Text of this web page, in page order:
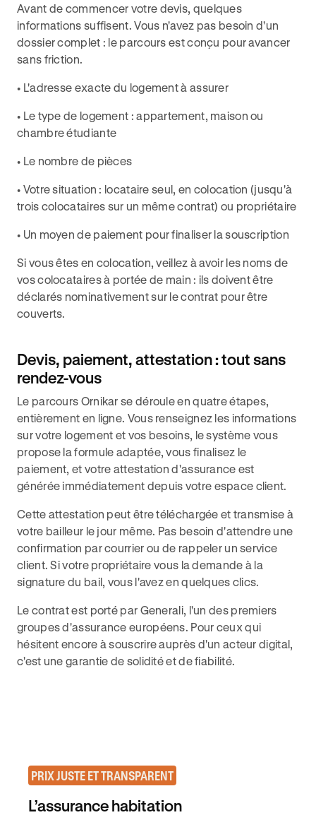
Avant de commencer votre devis, quelques
informations suffisent. Vous n'avez pas besoin d'un
dossier complet : le parcours est conçu pour avancer
sans friction.
• L'adresse exacte du logement à assurer
• Le type de logement : appartement, maison ou
chambre étudiante
• Le nombre de pièces
• Votre situation : locataire seul, en colocation (jusqu'à
trois colocataires sur un même contrat) ou propriétaire
• Un moyen de paiement pour finaliser la souscription
Si vous êtes en colocation, veillez à avoir les noms de
vos colocataires à portée de main : ils doivent être
déclarés nominativement sur le contrat pour être
couverts.
Devis, paiement, attestation : tout sans
rendez-vous
Le parcours Ornikar se déroule en quatre étapes,
entièrement en ligne. Vous renseignez les informations
sur votre logement et vos besoins, le système vous
propose la formule adaptée, vous finalisez le
paiement, et votre attestation d'assurance est
générée immédiatement depuis votre espace client.
Cette attestation peut être téléchargée et transmise à
votre bailleur le jour même. Pas besoin d'attendre une
confirmation par courrier ou de rappeler un service
client. Si votre propriétaire vous la demande à la
signature du bail, vous l'avez en quelques clics.
Le contrat est porté par Generali, l'un des premiers
groupes d'assurance européens. Pour ceux qui
hésitent encore à souscrire auprès d'un acteur digital,
c'est une garantie de solidité et de fiabilité.
PRIX JUSTE ET TRANSPARENT
L’assurance habitation